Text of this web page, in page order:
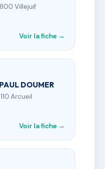
Villejuif
Voir la fiche →
DOUMER
Arcueil
Voir la fiche →